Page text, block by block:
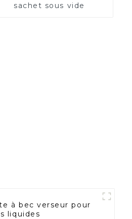
sachet sous vide
à bec verseur pour
liquides